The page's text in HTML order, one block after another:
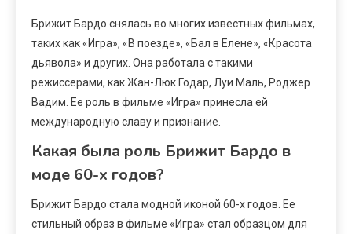
Брижит Бардо снялась во многих известных фильмах,
таких как «Игра», «В поезде», «Бал в Елене», «Красота
дьявола» и других. Она работала с такими
режиссерами, как Жан-Люк Годар, Луи Маль, Роджер
Вадим. Ее роль в фильме «Игра» принесла ей
международную славу и признание.
Какая была роль Брижит Бардо в
моде 60-х годов?
Брижит Бардо стала модной иконой 60-х годов. Ее
стильный образ в фильме «Игра» стал образцом для